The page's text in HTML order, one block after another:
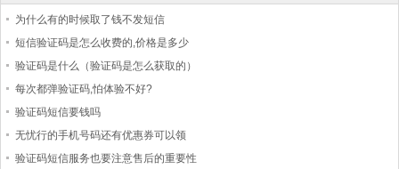
为什么有的时候取了钱不发短信
短信验证码是怎么收费的,价格是多少
验证码是什么（验证码是怎么获取的）
每次都弹验证码,怕体验不好?
验证码短信要钱吗
无忧行的手机号码还有优惠券可以领
验证码短信服务也要注意售后的重要性